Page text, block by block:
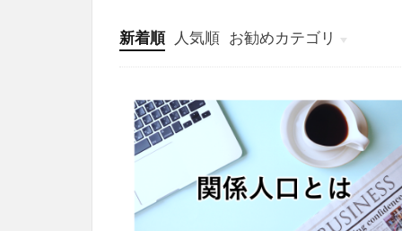
新着順 人気順 お勧めカテゴリ
投稿
学び
マンガ
電子書籍